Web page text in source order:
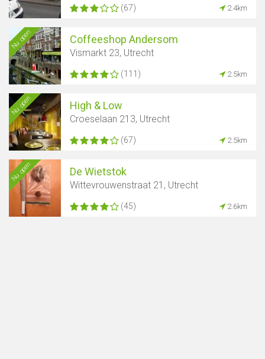
Toon kaart
(67) 2.4km
Nu open Coffeeshop Andersom
Vismarkt 23, Utrecht
(111) 2.5km
Nu open High & Low
Croeselaan 213, Utrecht
(67) 2.5km
Nu open De Wietstok
Wittevrouwenstraat 21, Utrecht
(45) 2.6km